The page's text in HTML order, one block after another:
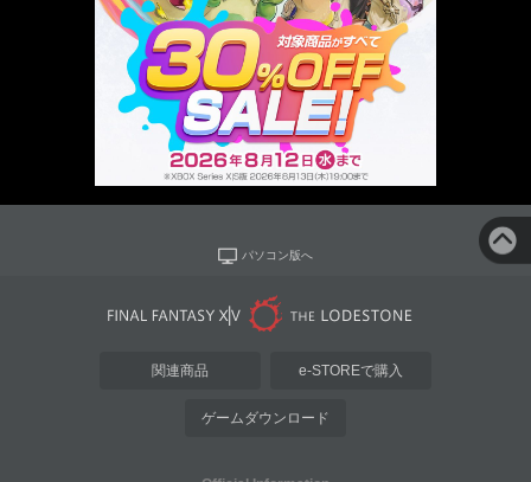
パソコン版へ
関連商品 e-STOREで購入
ゲームダウンロード